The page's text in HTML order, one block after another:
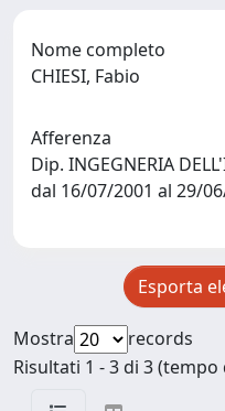
Nome completo
CHIESI, Fabio
Afferenza
Dip. INGEGNERIA
dal 16/07/2001 al 29/
Esporta
Mostra
records
Risultati 1 - 3 di 3